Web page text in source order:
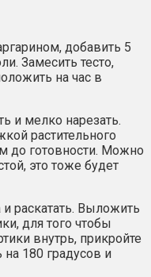
добавить 5
Замесить тесто,
на час в
и мелко нарезать.
растительного
до готовности. Можно
это тоже будет
и раскатать. Выложить
для того чтобы
внутрь, прикройте
180 градусов и